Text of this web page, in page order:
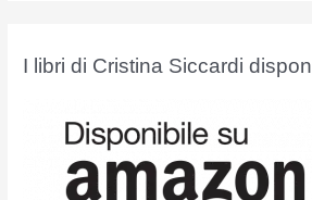
I libri di Cristina Siccardi